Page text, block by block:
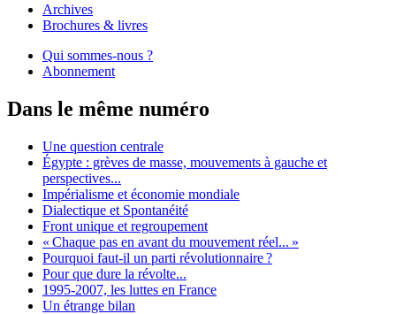
Archives
Brochures & livres
Qui sommes-nous ?
Abonnement
Dans le même numéro
Une question centrale
Égypte : grèves de masse, mouvements à gauche et
perspectives...
Impérialisme et économie mondiale
Dialectique et Spontanéité
Front unique et regroupement
« Chaque pas en avant du mouvement réel... »
Pourquoi faut-il un parti révolutionnaire?
Pour que dure la révolte...
1995-2007, les luttes en France
Un étrange bilan